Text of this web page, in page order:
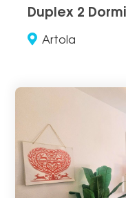
Duplex 2
Artola